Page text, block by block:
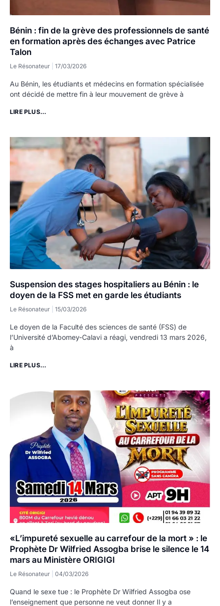
Bénin : fin de la grève des professionnels de santé
en formation après des échanges avec Patrice
Talon
Le Résonateur 17/03/2026
Au Bénin, les étudiants et médecins en formation spécialisée
ont décidé de mettre fin à leur mouvement de grève à
LIRE PLUS...
Suspension des stages hospitaliers au Bénin : le
doyen de la FSS met en garde les étudiants
Le Résonateur 15/03/2026
Le doyen de la Faculté des sciences de santé (FSS) de
l’Université d’Abomey-Calavi a réagi, vendredi 13 mars 2026,
à
LIRE PLUS...
«L’impureté sexuelle au carrefour de la mort » : le
Prophète Dr Wilfried Assogba brise le silence le 14
mars au Ministère ORIGIGI
Le Résonateur 04/03/2026
Quand le sexe tue : le Prophète Dr Wilfried Assogba ose
l’enseignement que personne ne veut donner Il y a